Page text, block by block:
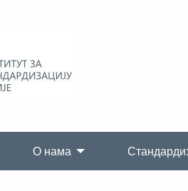
О нама